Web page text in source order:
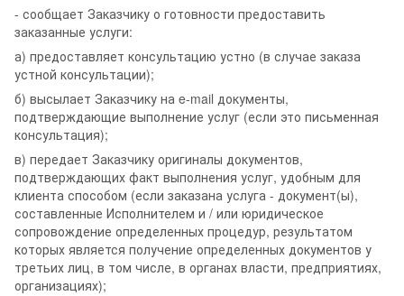
- сообщает Заказчику о готовности предоставить
заказанные услуги:
а) предоставляет консультацию устно (в случае заказа
устной консультации);
б) высылает Заказчику на e-mail документы,
подтверждающие выполнение услуг (если это письменная
консультация);
в) передает Заказчику оригиналы документов,
подтверждающих факт выполнения услуг, удобным для
клиента способом (если заказана услуга - документ(ы),
составленные Исполнителем и / или юридическое
сопровождение определенных процедур, результатом
которых является получение определенных документов у
третьих лиц, в том числе, в органах власти, предприятиях,
организациях);